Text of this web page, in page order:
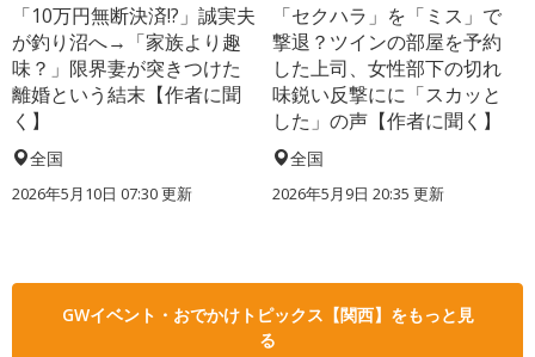
「10万円無断決済!?」誠実夫
が釣り沼へ→「家族より趣
味？」限界妻が突きつけた
離婚という結末【作者に聞
く】
全国
2026年5月10日 07:30 更新
「セクハラ」を「ミス」で
撃退？ツインの部屋を予約
した上司、女性部下の切れ
味鋭い反撃にに「スカッと
した」の声【作者に聞く】
全国
2026年5月9日 20:35 更新
GWイベント・おでかけトピックス【関西】をもっと見
る